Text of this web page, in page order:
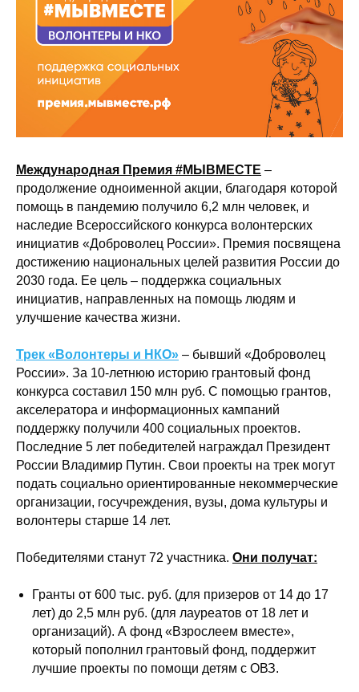
Международная Премия #МЫВМЕСТЕ –
продолжение одноименной акции, благодаря которой
помощь в пандемию получило 6,2 млн человек, и
наследие Всероссийского конкурса волонтерских
инициатив «Доброволец России». Премия посвящена
достижению национальных целей развития России до
2030 года. Ее цель – поддержка социальных
инициатив, направленных на помощь людям и
улучшение качества жизни.
Трек «Волонтеры и НКО» – бывший «Доброволец
России». За 10-летнюю историю грантовый фонд
конкурса составил 150 млн руб. С помощью грантов,
акселератора и информационных кампаний
поддержку получили 400 социальных проектов.
Последние 5 лет победителей награждал Президент
России Владимир Путин. Свои проекты на трек могут
подать социально ориентированные некоммерческие
организации, госучреждения, вузы, дома культуры и
волонтеры старше 14 лет.
Победителями станут 72 участника. Они получат:
Гранты от 600 тыс. руб. (для призеров от 14 до 17
лет) до 2,5 млн руб. (для лауреатов от 18 лет и
организаций). А фонд «Взрослеем вместе»,
который пополнил грантовый фонд, поддержит
лучшие проекты по помощи детям с ОВЗ.